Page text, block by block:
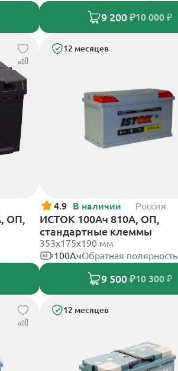
9 200 ₽10 000 ₽
ОП,
12 месяцев
4.9 В наличии Россия
ИСТОК 100Ач 810А, ОП,
стандартные клеммы
353х175х190 мм
100АчОбратная полярность
9 500 ₽10 300 ₽
12 месяцев